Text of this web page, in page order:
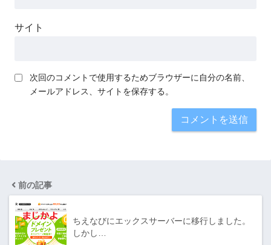
サイト
次回のコメントで使用するためブラウザーに自分の名前、
メールアドレス、サイトを保存する。
前の記事
ちえなびにエックスサーバーに移行しました。
しかし…